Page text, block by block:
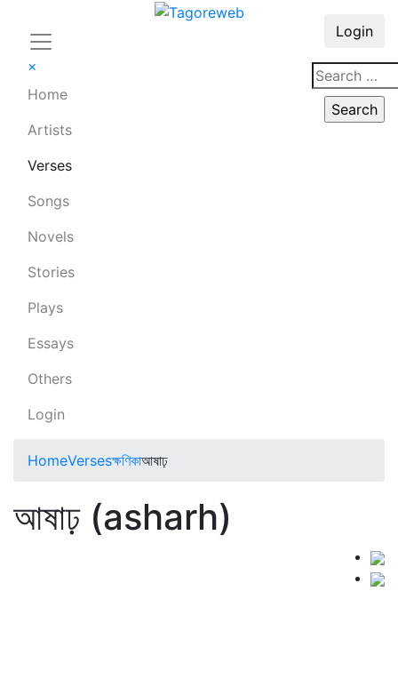
×
Home
Artists
Verses
Songs
Novels
Stories
Plays
Essays
Others
Login
Login
HomeVersesক্ষণিকাআষাঢ়
আষাঢ় (asharh)